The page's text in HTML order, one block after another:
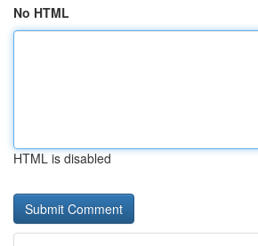
No HTML
HTML is disabled